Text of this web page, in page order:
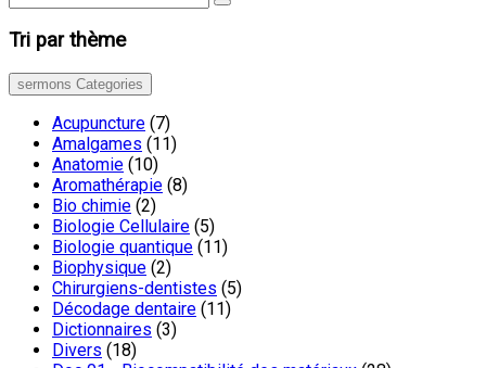
Tri par thème
sermons Categories
Acupuncture (7)
Amalgames (11)
Anatomie (10)
Aromathérapie (8)
Bio chimie (2)
Biologie Cellulaire (5)
Biologie quantique (11)
Biophysique (2)
Chirurgiens-dentistes (5)
Décodage dentaire (11)
Dictionnaires (3)
Divers (18)